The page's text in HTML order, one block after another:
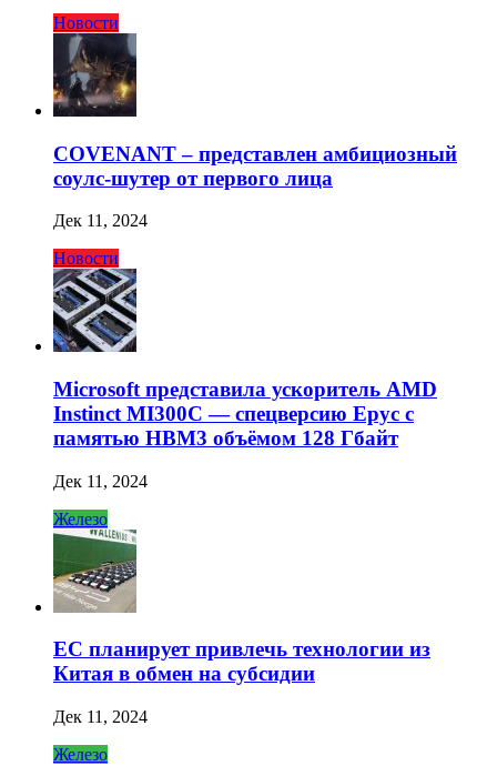
Новости
COVENANT – представлен амбициозный
соулс-шутер от первого лица
Дек 11, 2024
Новости
Microsoft представила ускоритель AMD
Instinct MI300C — спецверсию Epyc с
памятью HBM3 объёмом 128 Гбайт
Дек 11, 2024
Железо
ЕС планирует привлечь технологии из
Китая в обмен на субсидии
Дек 11, 2024
Железо